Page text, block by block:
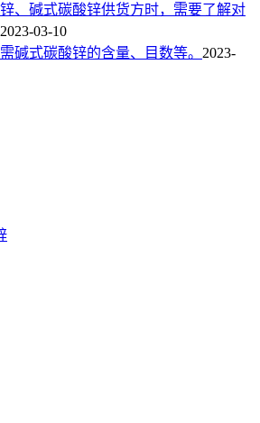
、碱式碳酸锌供货方时，需要了解对
2023-03-10
碱式碳酸锌的含量、目数等。 2023-